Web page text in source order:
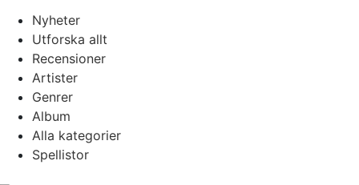
Nyheter
Utforska allt
Recensioner
Artister
Genrer
Album
Alla kategorier
Spellistor